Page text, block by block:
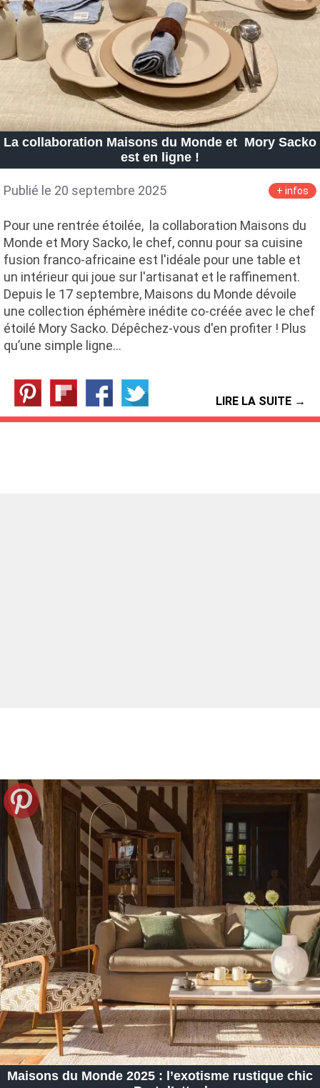
La collaboration Maisons du Monde et Mory Sacko
est en ligne !
Publié le 20 septembre 2025 + infos
Pour une rentrée étoilée, la collaboration Maisons du
Monde et Mory Sacko, le chef, connu pour sa cuisine
fusion franco-africaine est l'idéale pour une table et
un intérieur qui joue sur l'artisanat et le raffinement.
Depuis le 17 septembre, Maisons du Monde dévoile
une collection éphémère inédite co-créée avec le chef
étoilé Mory Sacko. Dépêchez-vous d'en profiter ! Plus
qu’une simple ligne…
LIRE LA SUITE →
Maisons du Monde 2025 : l’exotisme rustique chic